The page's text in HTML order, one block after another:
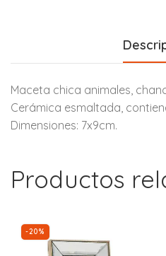
Maceta chica animales,
Cerámica esmaltada,
Dimensiones: 7x9cm.
Productos
-20%